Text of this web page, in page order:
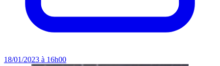
18/01/2023 à 16h00